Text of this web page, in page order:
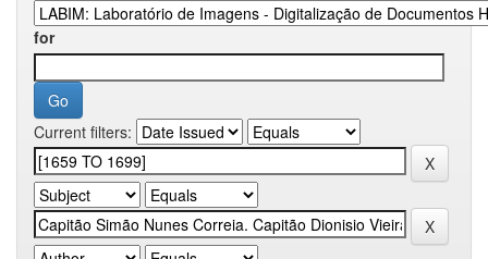
for
Current filters: